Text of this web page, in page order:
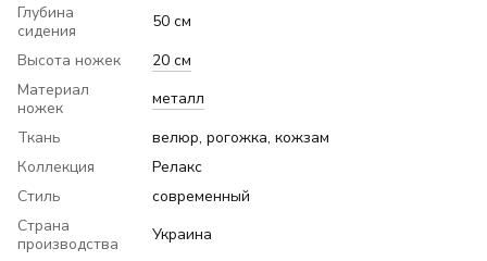
Глубина
сидения
50 см
Высота ножек
20 см
Материал
ножек
металл
Ткань
велюр, рогожка, кожзам
Коллекция
Релакс
Стиль
современный
Страна
производства
Украина